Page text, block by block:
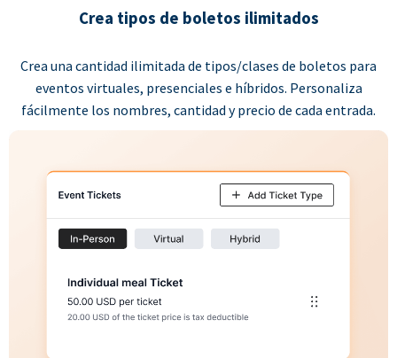
Crea tipos de boletos ilimitados
Crea una cantidad ilimitada de tipos/clases de boletos para
eventos virtuales, presenciales e híbridos. Personaliza
fácilmente los nombres, cantidad y precio de cada entrada.